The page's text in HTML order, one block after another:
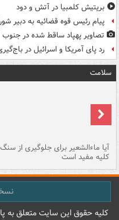
بریتیش کلمبیا در آتش و دود
پیام رئیس قوه قضائیه به دبیر
تصاویر پهپاد ساقط شده در جنوب
رد پای آمریکا و اسرائیل در
سلامت
آیا ماءالشعیر برای جلوگیری از سنگ
کلیه مفید است
کليه حقوق اين سايت متعلق به